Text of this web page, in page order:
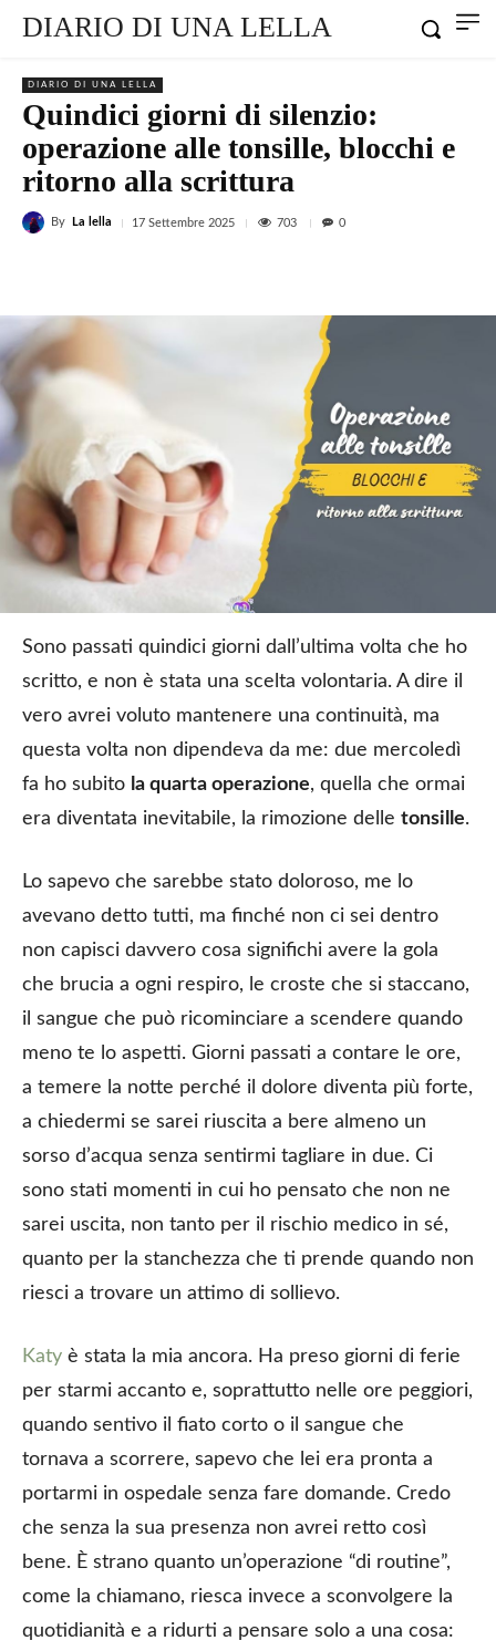
DIARIO DI UNA LELLA
DIARIO DI UNA LELLA
Quindici giorni di silenzio:
operazione alle tonsille, blocchi e
ritorno alla scrittura
By La lella 17 Settembre 2025 703 0
Sono passati quindici giorni dall’ultima volta che ho
scritto, e non è stata una scelta volontaria. A dire il
vero avrei voluto mantenere una continuità, ma
questa volta non dipendeva da me: due mercoledì
fa ho subito la quarta operazione, quella che ormai
era diventata inevitabile, la rimozione delle tonsille.
Lo sapevo che sarebbe stato doloroso, me lo
avevano detto tutti, ma finché non ci sei dentro
non capisci davvero cosa significhi avere la gola
che brucia a ogni respiro, le croste che si staccano,
il sangue che può ricominciare a scendere quando
meno te lo aspetti. Giorni passati a contare le ore,
a temere la notte perché il dolore diventa più forte,
a chiedermi se sarei riuscita a bere almeno un
sorso d’acqua senza sentirmi tagliare in due. Ci
sono stati momenti in cui ho pensato che non ne
sarei uscita, non tanto per il rischio medico in sé,
quanto per la stanchezza che ti prende quando non
riesci a trovare un attimo di sollievo.
Katy è stata la mia ancora. Ha preso giorni di ferie
per starmi accanto e, soprattutto nelle ore peggiori,
quando sentivo il fiato corto o il sangue che
tornava a scorrere, sapevo che lei era pronta a
portarmi in ospedale senza fare domande. Credo
che senza la sua presenza non avrei retto così
bene. È strano quanto un’operazione “di routine”,
come la chiamano, riesca invece a sconvolgere la
quotidianità e a ridurti a pensare solo a una cosa: